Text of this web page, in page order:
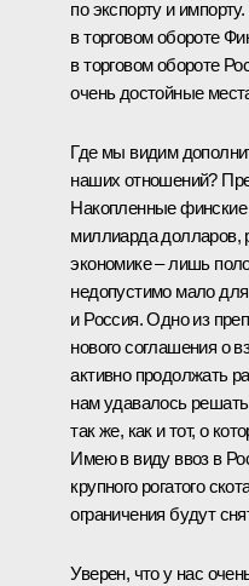
по экспорту и
в торговом обороте
в торговом обороте
очень достойные
Где мы видим
наших отношений?
Накопленные финские
миллиарда долларов,
экономике – лишь
недопустимо мало
и Россия. Одно из
нового соглашения о
активно продолжать
нам удавалось
так же, как и тот, о
Имею в виду ввоз в
крупного рогатого
ограничения будут
Уверен, что у нас